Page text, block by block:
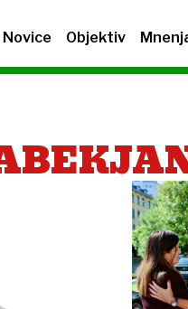
Novice Objektiv